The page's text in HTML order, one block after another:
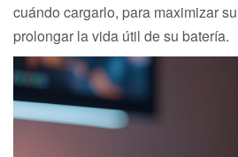
cuándo cargarlo, para maximizar
prolongar la vida útil de su batería.